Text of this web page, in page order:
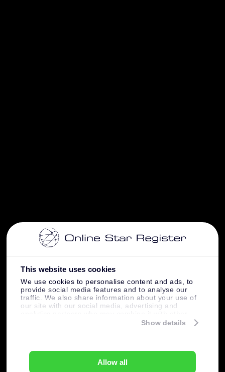
This website uses cookies
We use cookies to personalise content and ads, to
provide social media features and to analyse our
traffic. We also share information about your use of
our site with our social media, advertising and
information that you’ve provided to them or that
Show details
Allow all